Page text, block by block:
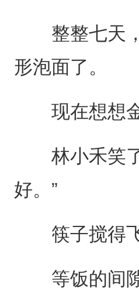
整整七天，
形泡面了。
现在想想金
林小禾笑了
好。”
筷子搅得飞
等饭的间隙